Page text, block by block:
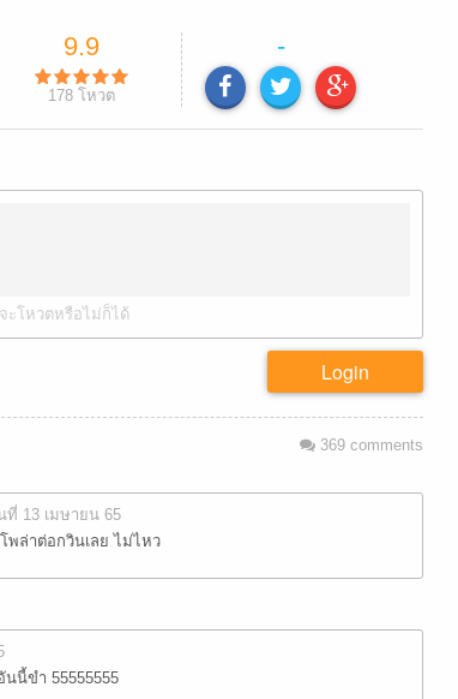
9.9
178 โหวต
-
ะโหวตหรือไม่ก็ได้
Login
369 comments
ที่ 13 เมษายน 65
พล่าต่อกวินเลย ไม่ไหว
นนี้ขำ 55555555